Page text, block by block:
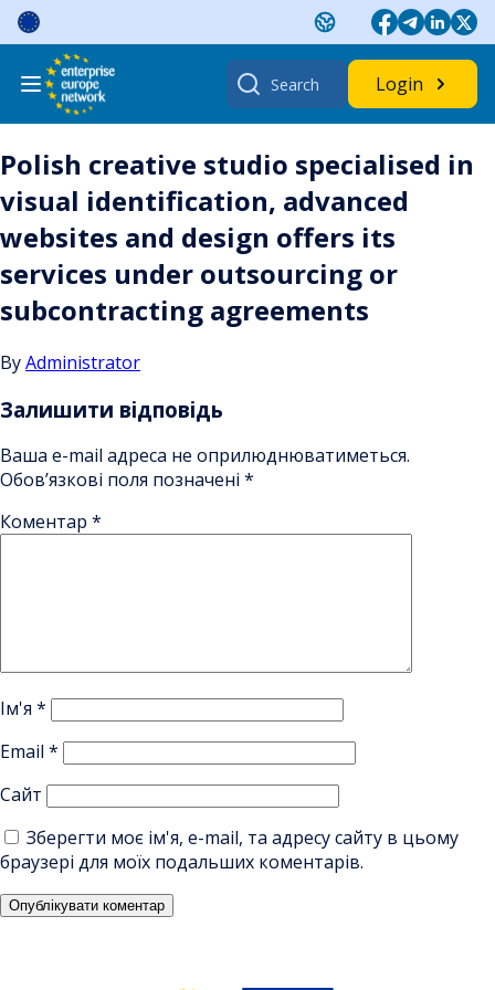
Skip
content
Search
for:
Login
Polish creative studio specialised in
visual identification, advanced
websites and design offers its
services under outsourcing or
subcontracting agreements
ByAdministrator
Залишити відповідь
Ваша e-mail адреса не оприлюднюватиметься.
Обов’язкові поля позначені *
Коментар *
Ім'я *
Email *
Сайт
Зберегти моє ім'я, e-mail, та адресу сайту в цьому
браузері для моїх подальших коментарів.